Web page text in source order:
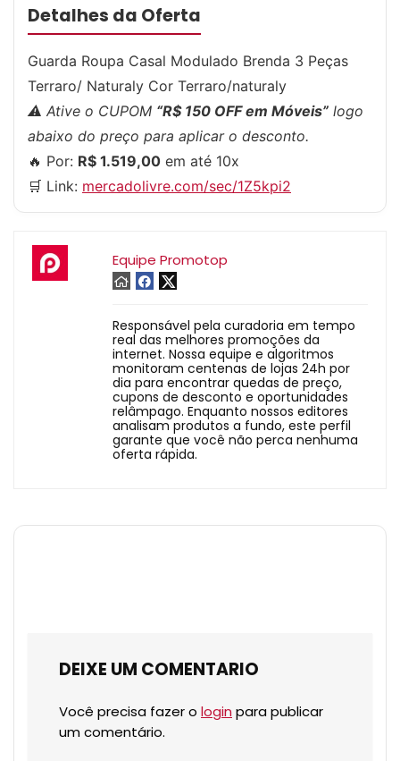
Detalhes da Oferta
Guarda Roupa Casal Modulado Brenda 3 Peças
Terraro/ Naturaly Cor Terraro/naturaly
⚠️ Ative o CUPOM “R$ 150 OFF em Móveis” logo
abaixo do preço para aplicar o desconto.
🔥 Por: R$ 1.519,00 em até 10x
🛒 Link: mercadolivre.com/sec/1Z5kpi2
Equipe Promotop
Responsável pela curadoria em tempo
real das melhores promoções da
internet. Nossa equipe e algoritmos
monitoram centenas de lojas 24h por
dia para encontrar quedas de preço,
cupons de desconto e oportunidades
relâmpago. Enquanto nossos editores
analisam produtos a fundo, este perfil
garante que você não perca nenhuma
oferta rápida.
DEIXE UM COMENTARIO
Você precisa fazer o login para publicar
um comentário.